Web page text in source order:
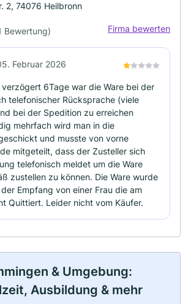
2, 74076 Heilbronn
Bewertung) Firma bewerten
Februar 2026
6Tage war die Ware bei der
telefonischer Rücksprache (viele
bei der Spedition zu erreichen
mehrfach wird man in die
und musste von vorne
mitgeteilt, dass der Zusteller sich
telefonisch meldet um die Ware
zustellen zu können. Die Ware wurde
Empfang von einer Frau die am
Quittiert. Leider nicht vom Käufer.
& Umgebung:
Ausbildung & mehr